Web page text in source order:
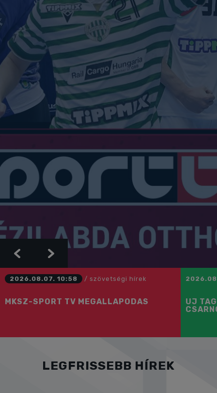
PreviousNext
2026.08.07. 10:58 / szövetségi hírek
MKSZ-SPORT TV MEGÁLLAPODÁS
ÚJ
LEGFRISSEBB HÍREK